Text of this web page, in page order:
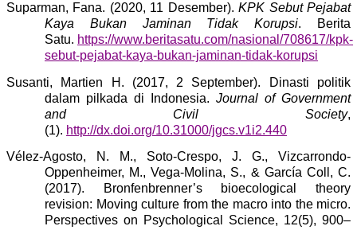
Suparman, Fana. (2020, 11 Desember).KPK Sebut Pejabat
Kaya Bukan Jaminan Tidak Korupsi. Berita
Satu. https://www.beritasatu.com/nasional/708617/kpk-
sebut-pejabat-kaya-bukan-jaminan-tidak-korupsi
Susanti, Martien H. (2017, 2 September). Dinasti politik
dalam pilkada di Indonesia. Journal of Government
and Civil Society,
(1). http://dx.doi.org/10.31000/jgcs.v1i2.440
Vélez-Agosto, N. M., Soto-Crespo, J. G., Vizcarrondo-
Oppenheimer, M., Vega-Molina, S., & García Coll, C.
(2017). Bronfenbrenner’s bioecological theory
revision: Moving culture from the macro into the micro.
Perspectives on Psychological Science, 12(5), 900–